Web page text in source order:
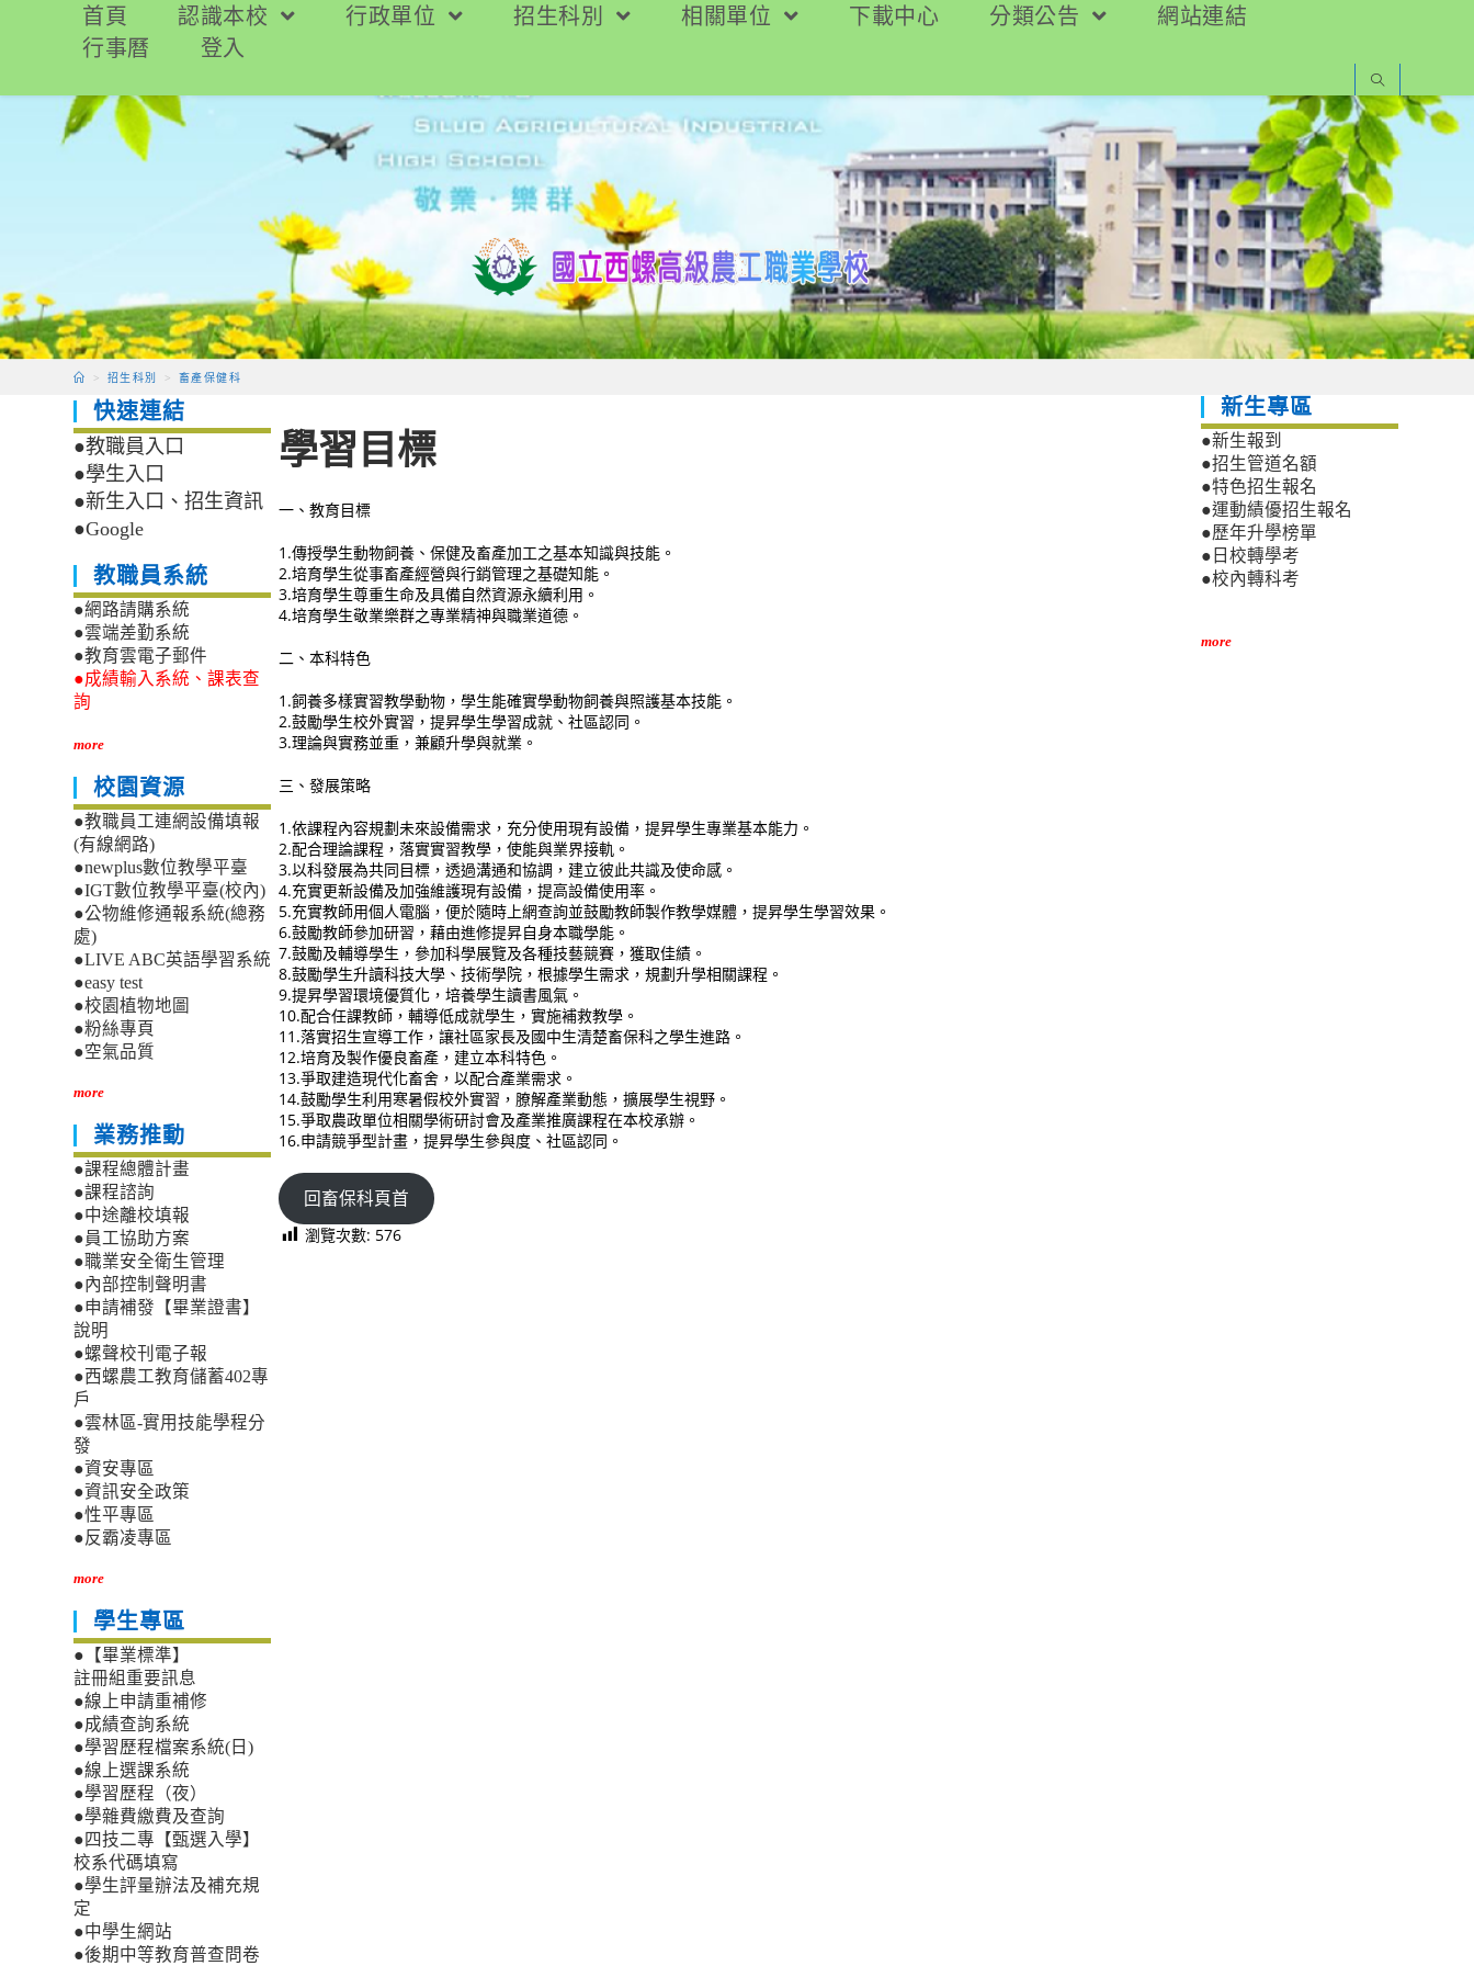
要
首頁 認識本校 行政單位 招生科別 相關單位 下載中心 分類公告
網站連結
行事曆
登入
> 招生科別 > 畜產保健科
學習目標
一、教育目標
1.傳授學生動物飼養、保健及畜產加工之基本知識與技能。
2.培育學生從事畜產經營與行銷管理之基礎知能。
3.培育學生尊重生命及具備自然資源永續利用。
4.培育學生敬業樂群之專業精神與職業道德。
二、本科特色
1.飼養多樣實習教學動物，學生能確實學動物飼養與照護基本技能。
2.鼓勵學生校外實習，提昇學生學習成就、社區認同。
3.理論與實務並重，兼顧升學與就業。
三、發展策略
1.依課程內容規劃未來設備需求，充分使用現有設備，提昇學生專業基本能力。
2.配合理論課程，落實實習教學，使能與業界接軌。
3.以科發展為共同目標，透過溝通和協調，建立彼此共識及使命感。
4.充實更新設備及加強維護現有設備，提高設備使用率。
5.充實教師用個人電腦，便於隨時上網查詢並鼓勵教師製作教學媒體，提昇學生學習效果。
6.鼓勵教師參加研習，藉由進修提昇自身本職學能。
7.鼓勵及輔導學生，參加科學展覽及各種技藝競賽，獲取佳績。
8.鼓勵學生升讀科技大學、技術學院，根據學生需求，規劃升學相關課程。
9.提昇學習環境優質化，培養學生讀書風氣。
10.配合任課教師，輔導低成就學生，實施補救教學。
11.落實招生宣導工作，讓社區家長及國中生清楚畜保科之學生進路。
12.培育及製作優良畜產，建立本科特色。
13.爭取建造現代化畜舍，以配合產業需求。
14.鼓勵學生利用寒暑假校外實習，膫解產業動態，擴展學生視野。
15.爭取農政單位相關學術研討會及產業推廣課程在本校承辦。
16.申請競爭型計畫，提昇學生參與度、社區認同。
回畜保科頁首
瀏覽次數: 576
快速連結
●教職員入口
●學生入口
●新生入口、招生資訊
●Google
教職員系統
●網路請購系統
●雲端差勤系統
●教育雲電子郵件
●成績輸入系統、課表查
詢
more
校園資源
●教職員工連網設備填報
(有線網路)
●newplus數位教學平臺
●IGT數位教學平臺(校內)
●公物維修通報系統(總務
處)
●LIVE ABC英語學習系統
●easy test
●校園植物地圖
●粉絲專頁
●空氣品質
more
業務推動
●課程總體計畫
●課程諮詢
●中途離校填報
●員工協助方案
●職業安全衛生管理
●內部控制聲明書
●申請補發【畢業證書】
說明
●螺聲校刊電子報
●西螺農工教育儲蓄402專
戶
●雲林區-實用技能學程分
發
●資安專區
●資訊安全政策
●性平專區
●反霸凌專區
more
學生專區
●【畢業標準】
註冊組重要訊息
●線上申請重補修
●成績查詢系統
●學習歷程檔案系統(日)
●線上選課系統
●學習歷程（夜）
●學雜費繳費及查詢
●四技二專【甄選入學】
校系代碼填寫
●學生評量辦法及補充規
定
●中學生網站
●後期中等教育普查問卷
新生專區
●新生報到
●招生管道名額
●特色招生報名
●運動績優招生報名
●歷年升學榜單
●日校轉學考
●校內轉科考
more